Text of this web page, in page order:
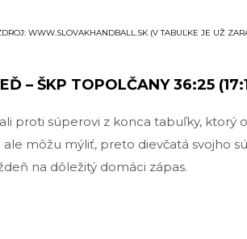
WWW.SLOVAKHANDBALL.SK (V TABUĽKE JE UŽ
– ŠKP TOPOLČANY 36:25
proti súperovi z konca tabuľky, ktorý
ale môžu mýliť, preto dievčatá svojho
na dôležitý domáci zápas.